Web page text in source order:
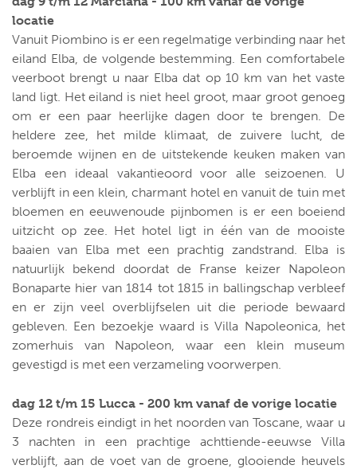
locatie
Vanuit Piombino is er een regelmatige verbinding naar het
eiland Elba, de volgende bestemming. Een comfortabele
veerboot brengt u naar Elba dat op 10 km van het vaste
land ligt. Het eiland is niet heel groot, maar groot genoeg
om er een paar heerlijke dagen door te brengen. De
heldere zee, het milde klimaat, de zuivere lucht, de
beroemde wijnen en de uitstekende keuken maken van
Elba een ideaal vakantieoord voor alle seizoenen. U
verblijft in een klein, charmant hotel en vanuit de tuin met
bloemen en eeuwenoude pijnbomen is er een boeiend
uitzicht op zee. Het hotel ligt in één van de mooiste
baaien van Elba met een prachtig zandstrand. Elba is
natuurlijk bekend doordat de Franse keizer Napoleon
Bonaparte hier van 1814 tot 1815 in ballingschap verbleef
en er zijn veel overblijfselen uit die periode bewaard
gebleven. Een bezoekje waard is Villa Napoleonica, het
zomerhuis van Napoleon, waar een klein museum
gevestigd is met een verzameling voorwerpen.
dag 12 t/m 15 Lucca - 200 km vanaf de vorige locatie
Deze rondreis eindigt in het noorden van Toscane, waar u
3 nachten in een prachtige achttiende-eeuwse Villa
verblijft, aan de voet van de groene, glooiende heuvels